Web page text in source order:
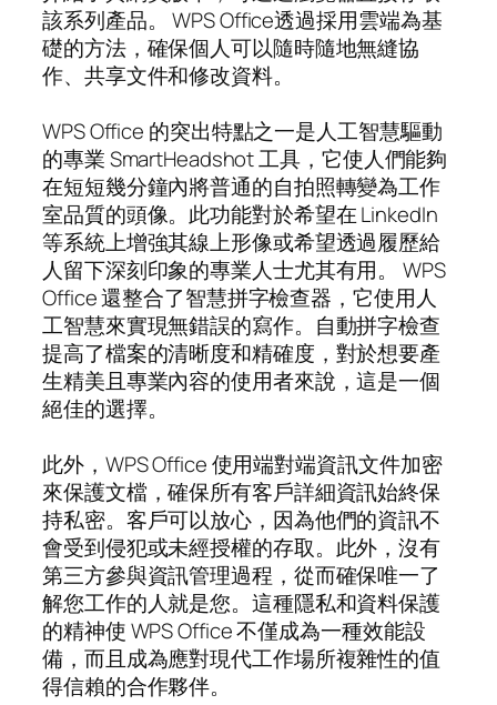
該系列產品。 WPS Office透過採用雲端為基
礎的方法，確保個人可以隨時隨地無縫協
作、共享文件和修改資料。
WPS Office 的突出特點之一是人工智慧驅動
的專業 SmartHeadshot 工具，它使人們能夠
在短短幾分鐘內將普通的自拍照轉變為工作
室品質的頭像。此功能對於希望在 LinkedIn
等系統上增強其線上形像或希望透過履歷給
人留下深刻印象的專業人士尤其有用。 WPS
Office 還整合了智慧拼字檢查器，它使用人
工智慧來實現無錯誤的寫作。自動拼字檢查
提高了檔案的清晰度和精確度，對於想要產
生精美且專業內容的使用者來說，這是一個
絕佳的選擇。
此外，WPS Office 使用端對端資訊文件加密
來保護文檔，確保所有客戶詳細資訊始終保
持私密。客戶可以放心，因為他們的資訊不
會受到侵犯或未經授權的存取。此外，沒有
第三方參與資訊管理過程，從而確保唯一了
解您工作的人就是您。這種隱私和資料保護
的精神使 WPS Office 不僅成為一種效能設
備，而且成為應對現代工作場所複雜性的值
得信賴的合作夥伴。